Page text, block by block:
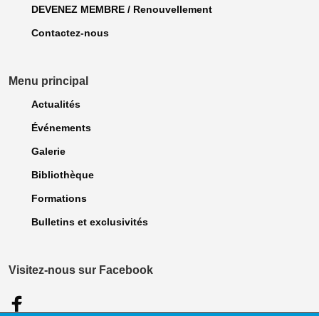
DEVENEZ MEMBRE / Renouvellement
Contactez-nous
Menu principal
Actualités
Événements
Galerie
Bibliothèque
Formations
Bulletins et exclusivités
Visitez-nous sur Facebook